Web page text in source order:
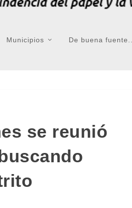
Municipios De buena fuente...
se reunió